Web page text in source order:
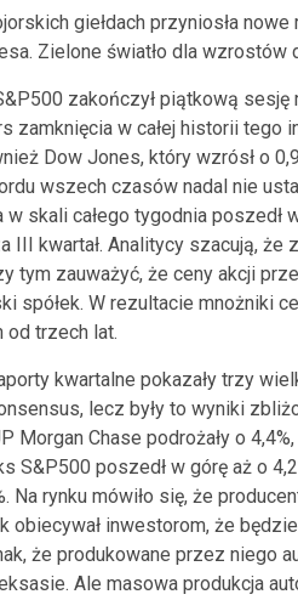
giełdach przyniosła
Zielone światło dla wzrostów
zakończył piątkową sesję
zamknięcia w całej historii
Dow Jones, który wzrósł o
wszech czasów nadal nie
w skali całego tygodnia
III kwartał. Analitycy szacują, że
tym zauważyć, że ceny akcji
spółek. W rezultacie mnożniki
od trzech lat.
kwartalne pokazały trzy
lecz były to wyniki
Morgan Chase podrożały o
S&P500 poszedł w górę aż o
Na rynku mówiło się, że
obiecywał inwestorom, że
że produkowane przez niego
Ale masowa produkcja